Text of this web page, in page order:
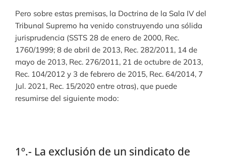
Pero sobre estas premisas, la Doctrina de la Sala IV del
Tribunal Supremo ha venido construyendo una sólida
jurisprudencia (SSTS 28 de enero de 2000, Rec.
1760/1999; 8 de abril de 2013, Rec. 282/2011, 14 de
mayo de 2013, Rec. 276/2011, 21 de octubre de 2013,
Rec. 104/2012 y 3 de febrero de 2015, Rec. 64/2014, 7
Jul. 2021, Rec. 15/2020 entre otras), que puede
resumirse del siguiente modo:
1º.- La exclusión de un sindicato de